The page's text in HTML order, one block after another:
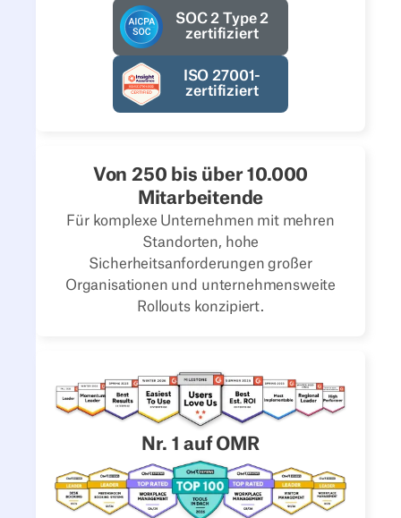
SOC 2 Type 2
zertifiziert
ISO 27001-
zertifiziert
Von 250 bis über 10.000
Mitarbeitende
Für komplexe Unternehmen mit mehren
Standorten, hohe
Sicherheitsanforderungen großer
Organisationen und unternehmensweite
Rollouts konzipiert.
Nr. 1 auf OMR